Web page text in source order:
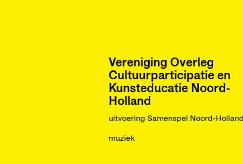
Vereniging Overleg
Cultuurparticipatie en
Kunsteducatie Noord-
Holland
uitvoering Samenspel Noord-Holland
muziek